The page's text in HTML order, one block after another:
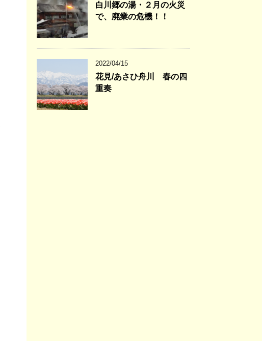
白川郷の湯・２月の火災
で、廃業の危機！！
2022/04/15
花見/あさひ舟川 春の四
重奏